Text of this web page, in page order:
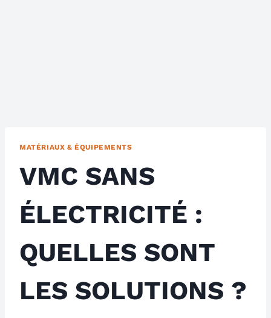
MATÉRIAUX & ÉQUIPEMENTS
VMC SANS
ÉLECTRICITÉ :
QUELLES SONT
LES SOLUTIONS ?